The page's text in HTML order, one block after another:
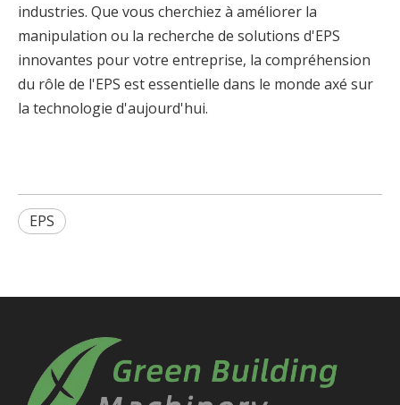
industries. Que vous cherchiez à améliorer la
manipulation ou la recherche de solutions d'EPS
innovantes pour votre entreprise, la compréhension
du rôle de l'EPS est essentielle dans le monde axé sur
la technologie d'aujourd'hui.
EPS